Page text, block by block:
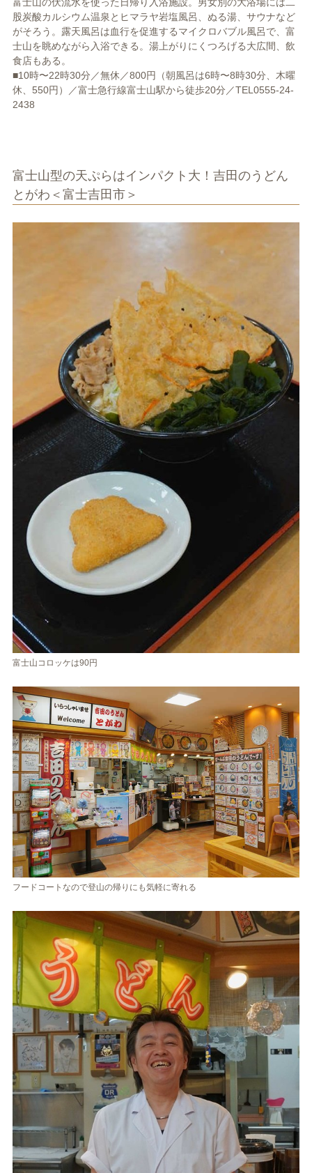
股炭酸カルシウム温泉とヒマラヤ岩塩風呂、ぬる湯、サウナなど
がそろう。露天風呂は血行を促進するマイクロバブル風呂で、富
士山を眺めながら入浴できる。湯上がりにくつろげる大広間、飲
食店もある。
■10時〜22時30分／無休／800円（朝風呂は6時〜8時30分、木曜
休、550円）／富士急行線富士山駅から徒歩20分／TEL0555-24-
2438
富士山型の天ぷらはインパクト大！吉田のうどん
とがわ＜富士吉田市＞
富士山コロッケは90円
フードコートなので登山の帰りにも気軽に寄れる